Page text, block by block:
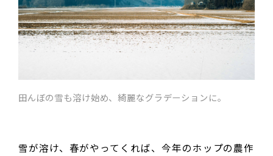
田んぼの雪も溶け始め、綺麗なグラデーションに。
雪が溶け、春がやってくれば、今年のホップの農作